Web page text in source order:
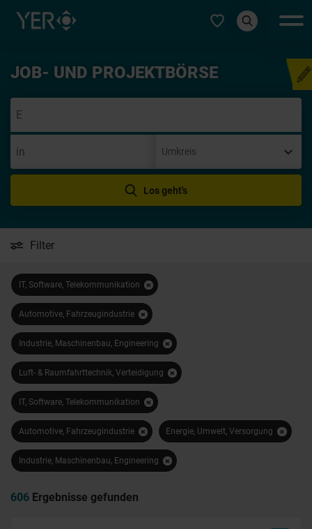
Typ auswählen
JOB- UND PROJEKTBÖRSE
Los geht's
Filter
IT, Software, Telekommunikation
Automotive, Fahrzeugindustrie
Industrie, Maschinenbau, Engineering
Luft- & Raumfahrttechnik, Verteidigung
IT, Software, Telekommunikation
Automotive, Fahrzeugindustrie Energie, Umwelt, Versorgung
Industrie, Maschinenbau, Engineering
606 Ergebnisse gefunden